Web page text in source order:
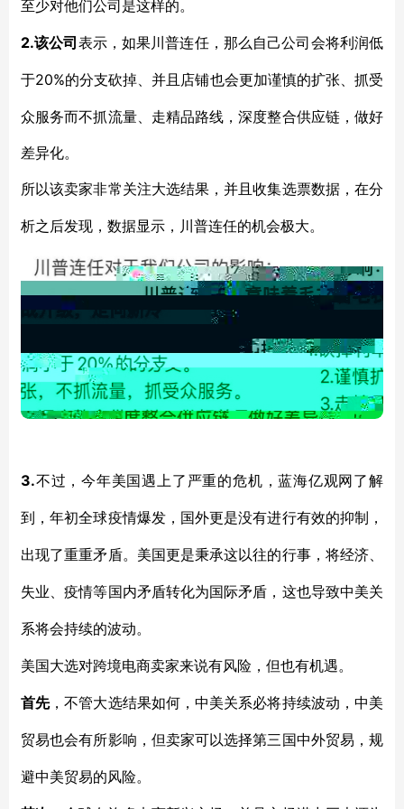
至少对他们公司是这样的。
2.该公司 表示，如果川普连任，那么自己公司会将利润低
于20%的分支砍掉、并且店铺也会更加谨慎的扩张、抓受
众服务而不抓流量、走精品路线，深度整合供应链，做好
差异化。
所以该卖家非常关注大选结果，并且收集选票数据，在分
析之后发现，数据显示，川普连任的机会极大。
3.不过，今年美国遇上了严重的危机，蓝海亿观网了解
到，年初全球疫情爆发，国外更是没有进行有效的抑制，
出现了重重矛盾。美国更是秉承这以往的行事，将经济、
失业、疫情等国内矛盾转化为国际矛盾，这也导致中美关
系将会持续的波动。
美国大选对跨境电商卖家来说有风险，但也有机遇。
首先，不管大选结果如何，中美关系必将持续波动，中美
贸易也会有所影响，但卖家可以选择第三国中外贸易，规
避中美贸易的风险。